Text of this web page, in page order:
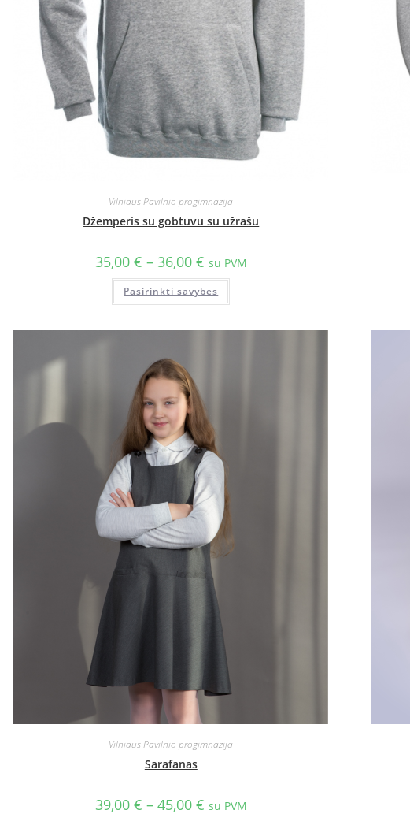
Vilniaus Pavilnio progimnazija
Džemperis su gobtuvu su užrašu
35,00 € – 36,00 € su PVM
Pasirinkti savybes
Vilniaus Pavilnio progimnazija
Sarafanas
39,00 € – 45,00 € su PVM